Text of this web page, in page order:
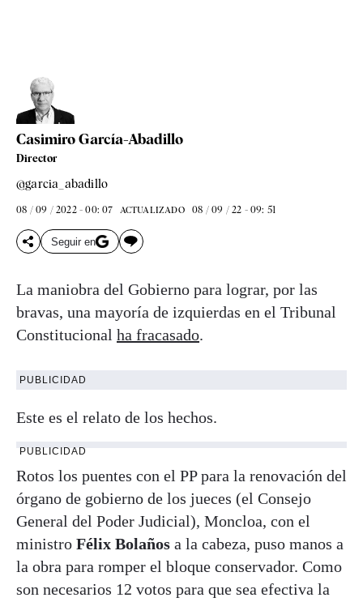
Casimiro García-Abadillo
Director
@garcia_abadillo
08 / 09 / 2022 - 00: 07 ACTUALIZADO 08 / 09 / 22 - 09: 51
Seguir en
La maniobra del Gobierno para lograr, por las
bravas, una mayoría de izquierdas en el Tribunal
Constitucional ha fracasado.
PUBLICIDAD
Este es el relato de los hechos.
PUBLICIDAD
Rotos los puentes con el PP para la renovación del
órgano de gobierno de los jueces (el Consejo
General del Poder Judicial), Moncloa, con el
ministro Félix Bolaños a la cabeza, puso manos a
la obra para romper el bloque conservador. Como
son necesarios 12 votos para que sea efectiva la